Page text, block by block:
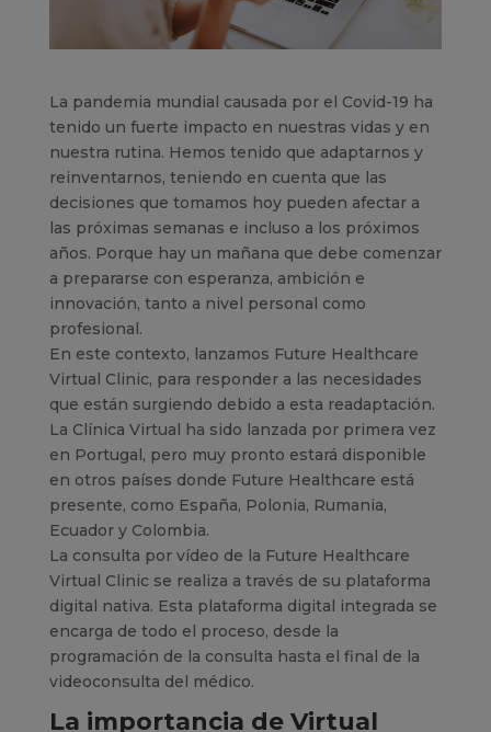
La pandemia mundial causada por el Covid-19 ha
tenido un fuerte impacto en nuestras vidas y en
nuestra rutina. Hemos tenido que adaptarnos y
reinventarnos, teniendo en cuenta que las
decisiones que tomamos hoy pueden afectar a
las próximas semanas e incluso a los próximos
años. Porque hay un mañana que debe comenzar
a prepararse con esperanza, ambición e
innovación, tanto a nivel personal como
profesional.
En este contexto, lanzamos Future Healthcare
Virtual Clinic, para responder a las necesidades
que están surgiendo debido a esta readaptación.
La Clínica Virtual ha sido lanzada por primera vez
en Portugal, pero muy pronto estará disponible
en otros países donde Future Healthcare está
presente, como España, Polonia, Rumania,
Ecuador y Colombia.
La consulta por vídeo de la Future Healthcare
Virtual Clinic se realiza a través de su plataforma
digital nativa. Esta plataforma digital integrada se
encarga de todo el proceso, desde la
programación de la consulta hasta el final de la
videoconsulta del médico.
La importancia de Virtual